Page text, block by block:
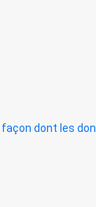
façon dont les